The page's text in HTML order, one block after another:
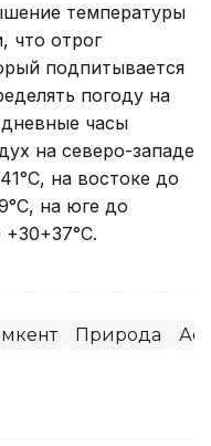
температуры
что отрог
подпитывается
погоду на
часы
на северо-западе
на востоке до
на юге до
Природа